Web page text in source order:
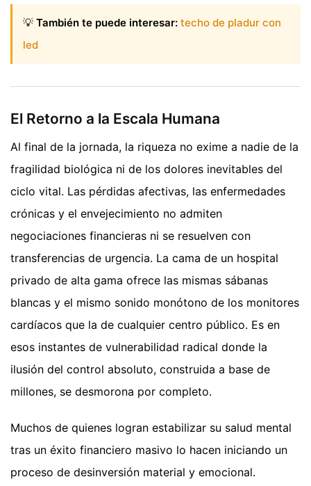
💡 También te puede interesar: techo de pladur con
led
El Retorno a la Escala Humana
Al final de la jornada, la riqueza no exime a nadie de la
fragilidad biológica ni de los dolores inevitables del
ciclo vital. Las pérdidas afectivas, las enfermedades
crónicas y el envejecimiento no admiten
negociaciones financieras ni se resuelven con
transferencias de urgencia. La cama de un hospital
privado de alta gama ofrece las mismas sábanas
blancas y el mismo sonido monótono de los monitores
cardíacos que la de cualquier centro público. Es en
esos instantes de vulnerabilidad radical donde la
ilusión del control absoluto, construida a base de
millones, se desmorona por completo.
Muchos de quienes logran estabilizar su salud mental
tras un éxito financiero masivo lo hacen iniciando un
proceso de desinversión material y emocional.